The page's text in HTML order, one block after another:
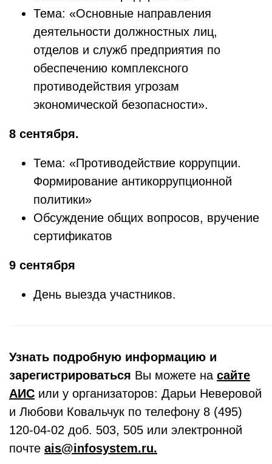
Тема: «Основные направления
деятельности должностных лиц,
отделов и служб предприятия по
обеспечению комплексного
противодействия угрозам
экономической безопасности».
8 сентября.
Тема: «Противодействие коррупции.
Формирование антикоррупционной
политики»
Обсуждение общих вопросов, вручение
сертификатов
9 сентября
День выезда участников.
Узнать подробную информацию и
зарегистрироваться Вы можете на сайте
АИС или у организаторов: Дарьи Неверовой
и Любови Ковальчук по телефону 8 (495)
120-04-02 доб. 503, 505 или электронной
почте ais@infosystem.ru.